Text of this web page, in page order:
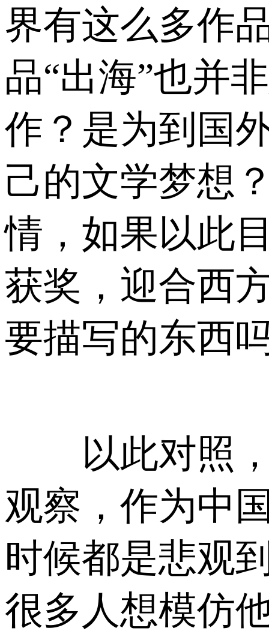
界有这么多作
品“出海”也并
作？是为到国
己的文学梦想
情，如果以此
获奖，迎合西
要描写的东西
以此对照，
观察，作为中
时候都是悲观
很多人想模仿